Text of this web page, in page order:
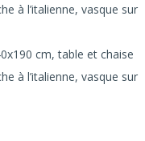
à l’italienne, vasque sur
cm, table et chaise
à l’italienne, vasque sur